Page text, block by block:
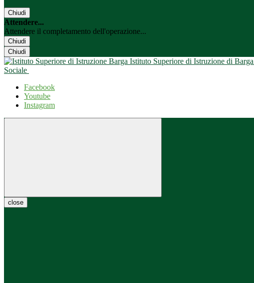
Chiudi
Attendere...
Attendere il completamento dell'operazione...
Chiudi
Chiudi
Istituto Superiore di Istruzione di Barga
Sociale
Facebook
Youtube
Instagram
close